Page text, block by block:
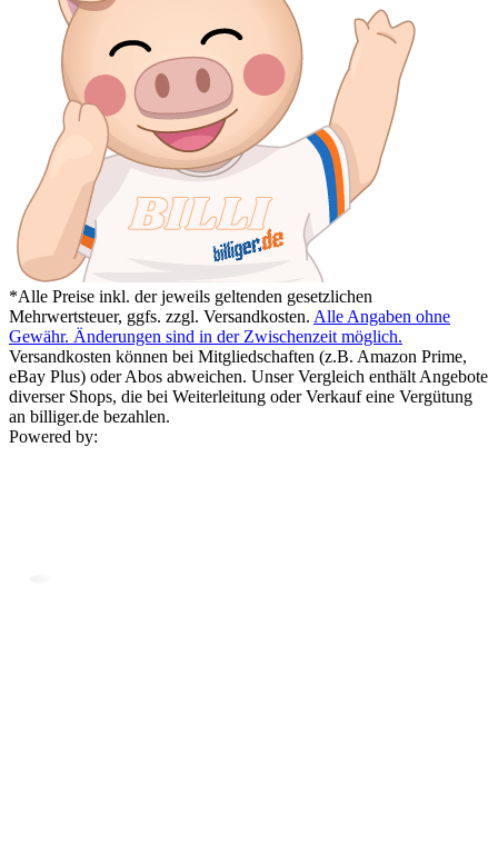
*Alle Preise inkl. der jeweils geltenden gesetzlichen
Mehrwertsteuer, ggfs. zzgl. Versandkosten. Alle Angaben ohne
Gewähr. Änderungen sind in der Zwischenzeit möglich.
Versandkosten können bei Mitgliedschaften (z.B. Amazon Prime,
eBay Plus) oder Abos abweichen. Unser Vergleich enthält Angebote
diverser Shops, die bei Weiterleitung oder Verkauf eine Vergütung
an billiger.de bezahlen.
Powered by: